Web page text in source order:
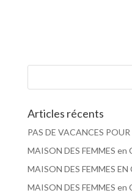
Articles récents
PAS DE VACANCES
MAISON DES FEMMES en
MAISON DES FEMMES
MAISON DES FEMMES en